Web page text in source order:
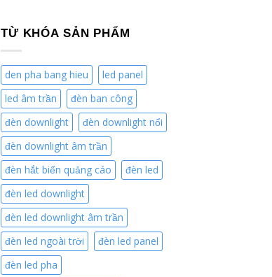
TỪ KHÓA SẢN PHẨM
den pha bang hieu
led panel
led âm trần
đèn ban công
đèn downlight
đèn downlight nổi
đèn downlight âm trần
đèn hắt biển quảng cáo
đèn led
đèn led downlight
đèn led downlight âm trần
đèn led ngoài trời
đèn led panel
đèn led pha